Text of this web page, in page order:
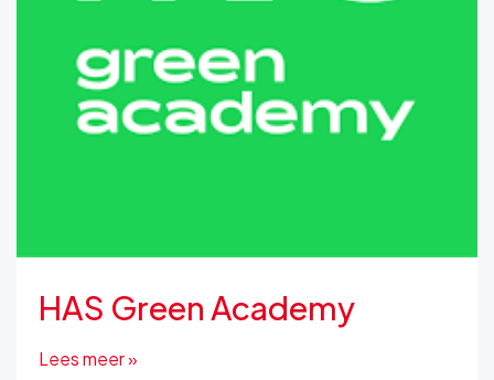
HAS Green Academy
Lees meer »